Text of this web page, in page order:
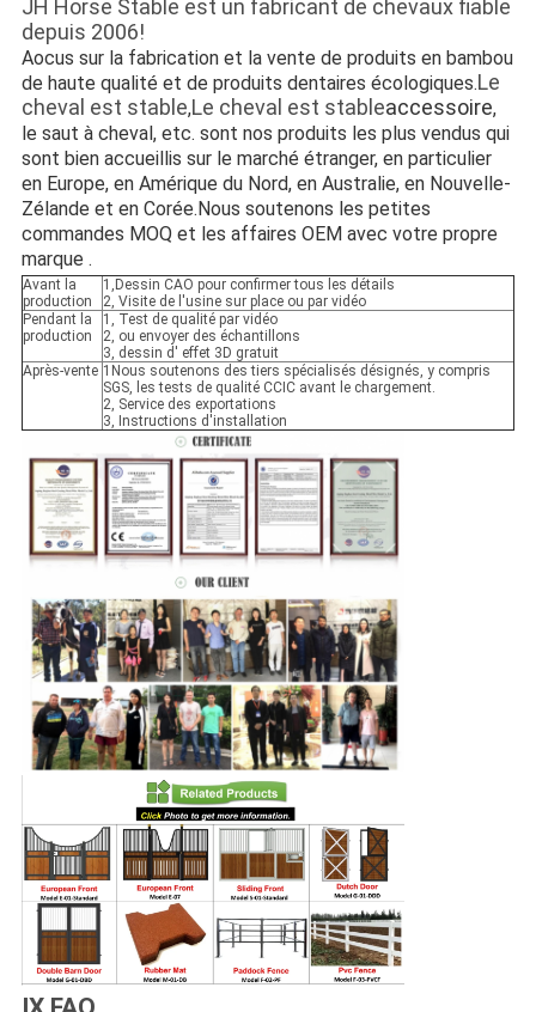
JH Horse Stable est un fabricant de chevaux fiable
depuis 2006!
Aocus sur la fabrication et la vente de produits en bambou
de haute qualité et de produits dentaires écologiques.Le
cheval est stable,Le cheval est stableaccessoire,
le saut à cheval, etc. sont nos produits les plus vendus qui
sont bien accueillis sur le marché étranger, en particulier
en Europe, en Amérique du Nord, en Australie, en Nouvelle-
Zélande et en Corée.Nous soutenons les petites
commandes MOQ et les affaires OEM avec votre propre
marque .
Avant la
production
1,Dessin CAO pour confirmer tous les détails
2, Visite de l'usine sur place ou par vidéo
Pendant la
production
1, Test de qualité par vidéo
2, ou envoyer des échantillons
3, dessin d' effet 3D gratuit
Après-vente 1Nous soutenons des tiers spécialisés désignés, y compris
SGS, les tests de qualité CCIC avant le chargement.
2, Service des exportations
3, Instructions d'installation